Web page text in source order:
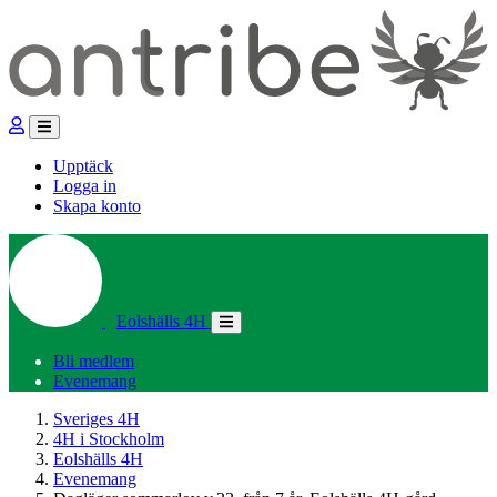
Upptäck
Logga in
Skapa konto
Eolshälls 4H
Bli medlem
Evenemang
Sveriges 4H
4H i Stockholm
Eolshälls 4H
Evenemang